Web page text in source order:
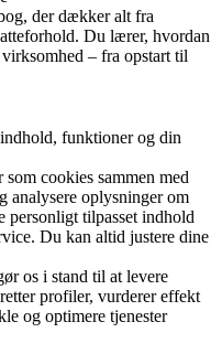
der dækker alt fra
Du lærer, hvordan
– fra opstart til
funktioner og din
cookies sammen med
analysere oplysninger om
personligt tilpasset indhold
Du kan altid justere dine
os i stand til at levere
profiler, vurderer effekt
og optimere tjenester